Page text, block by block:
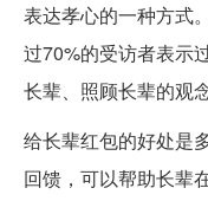
表达孝心的一种方式
过70%的受访者表示
长辈、照顾长辈的观
给长辈红包的好处是
回馈，可以帮助长辈